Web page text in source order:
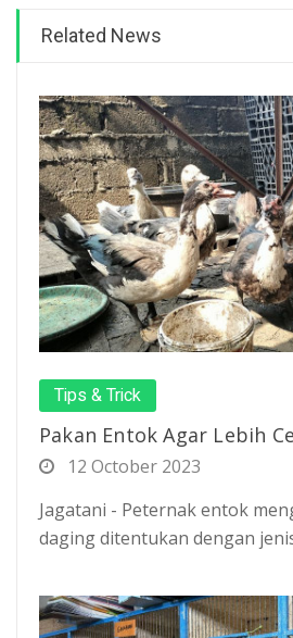
Related News
Tips & Trick
Pakan Entok Agar Lebih
12 October 2023
Jagatani - Peternak entok
daging ditentukan dengan